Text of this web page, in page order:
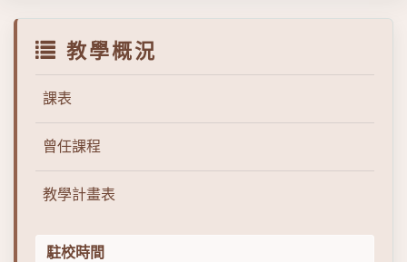
教學概況
課表
曾任課程
教學計畫表
駐校時間